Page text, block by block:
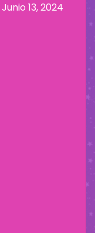
Junio 13, 2024